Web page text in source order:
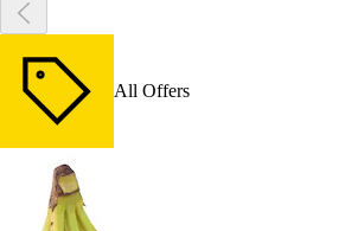
All Offers